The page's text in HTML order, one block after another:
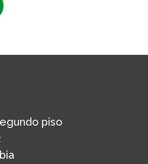
piso